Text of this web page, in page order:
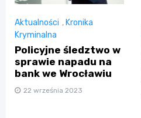
Aktualności , Kronika
Kryminalna
Policyjne śledztwo w
sprawie napadu na
bank we Wrocławiu
22 września 2023